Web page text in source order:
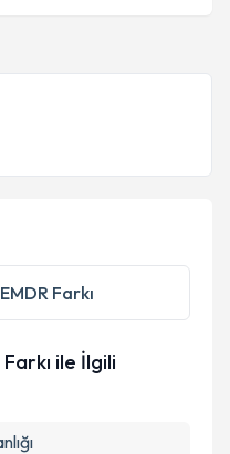
Farkı
ile İlgili